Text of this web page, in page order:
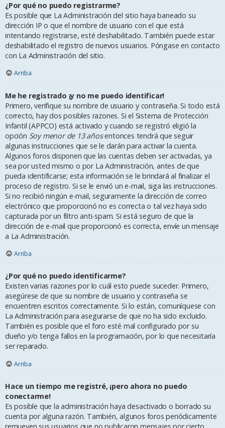
¿Por qué no puedo registrarme?
Es posible que La Administración del sitio haya baneado su
dirección IP o que el nombre de usuario con el que está
intentando registrarse, esté deshabilitado. También puede estar
deshabilitado el registro de nuevos usuarios. Póngase en contacto
con La Administración del sitio.
Arriba
Me he registrado ¡y no me puedo identificar!
Primero, verifique su nombre de usuario y contraseña. Si todo está
correcto, hay dos posibles razones. Si el Sistema de Protección
Infantil (APPCO) está activado y cuando se registró eligió la
opción Soy menor de 13 añosentonces tendrá que seguir
algunas instrucciones que se le darán para activar la cuenta.
Algunos foros disponen que las cuentas deben ser activadas, ya
sea por usted mismo o por La Administración, antes de que
pueda identificarse; esta información se le brindará al finalizar el
proceso de registro. Si se le envió un e-mail, siga las instrucciones.
Si no recibió ningún e-mail, seguramente la dirección de correo
electrónico que proporcionó no es correcta o tal vez haya sido
capturada por un filtro anti-spam. Si está seguro de que la
dirección de e-mail que proporcionó es correcta, envíe un mensaje
a La Administración.
Arriba
¿Por qué no puedo identificarme?
Existen varias razones por lo cuál esto puede suceder. Primero,
asegúrese de que su nombre de usuario y contraseña se
encuentren escritos correctamente. Si lo están, comuníquese con
La Administración para asegurarse de que no ha sido excluido.
También es posible que el foro esté mal configurado por su
dueño y/o tenga fallos en la programación, por lo que necesitaría
ser reparado.
Arriba
Hace un tiempo me registré, ¡pero ahora no puedo
conectarme!
Es posible que la administración haya desactivado o borrado su
cuenta por alguna razón. También, algunos foros periódicamente